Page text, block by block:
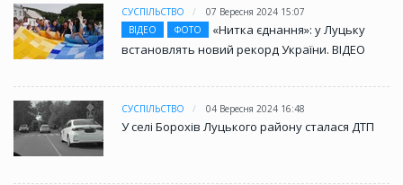
СУСПІЛЬСТВО
07 Вересня 2024 15:07
ВІДЕО
ФОТО
«Нитка єднання»: у Луцьку
встановлять новий рекорд України. ВІДЕО
СУСПІЛЬСТВО 04 Вересня 2024 16:48
У селі Борохів Луцького району сталася ДТП